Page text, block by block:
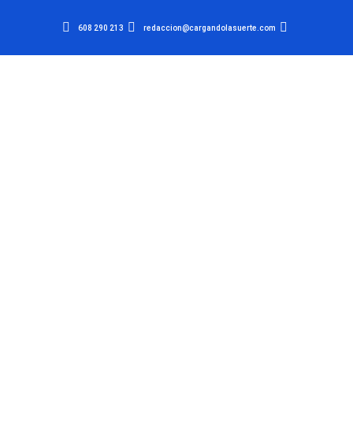
608 290 213 redaccion@cargandolasuerte.com